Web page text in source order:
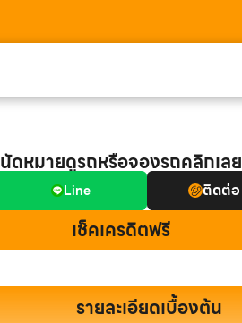
นัดหมายดูรถหรือจองรถคลิกเลย
Line ติดต่อ
เช็คเครดิตฟรี
รายละเอียดเบื้องต้น